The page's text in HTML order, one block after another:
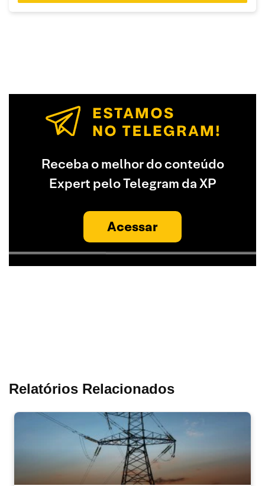
Receba o melhor do conteúdo
Expert pelo Telegram da XP
Acessar
Relatórios Relacionados